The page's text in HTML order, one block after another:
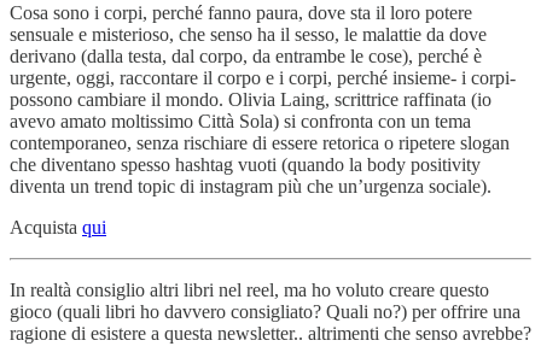
Cosa sono i corpi, perché fanno paura, dove sta il loro potere
sensuale e misterioso, che senso ha il sesso, le malattie da dove
derivano (dalla testa, dal corpo, da entrambe le cose), perché è
urgente, oggi, raccontare il corpo e i corpi, perché insieme- i corpi-
possono cambiare il mondo. Olivia Laing, scrittrice raffinata (io
avevo amato moltissimo Città Sola) si confronta con un tema
contemporaneo, senza rischiare di essere retorica o ripetere slogan
che diventano spesso hashtag vuoti (quando la body positivity
diventa un trend topic di instagram più che un’urgenza sociale).
Acquista qui
In realtà consiglio altri libri nel reel, ma ho voluto creare questo
gioco (quali libri ho davvero consigliato? Quali no?) per offrire una
ragione di esistere a questa newsletter.. altrimenti che senso avrebbe?